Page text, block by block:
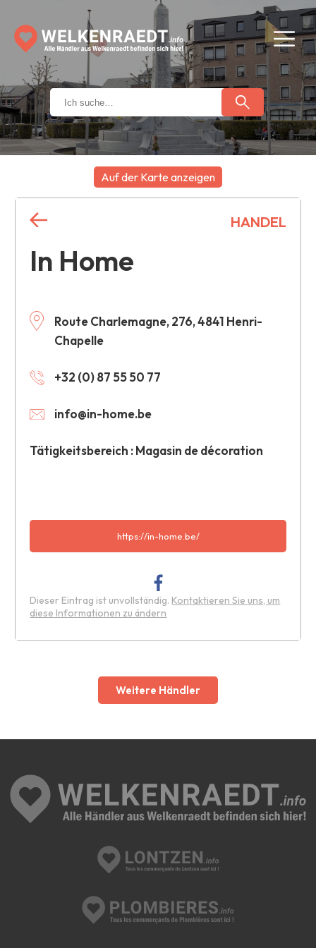
Auf der Karte anzeigen
In Home
Route Charlemagne, 276, 4841 Henri-
Chapelle
+32 (0) 87 55 50 77
info@in-home.be
Tätigkeitsbereich : Magasin de décoration
HANDEL
https://in-home.be/
Dieser Eintrag ist unvollständig. Kontaktieren Sie uns, um
diese Informationen zu ändern
+
−
Weitere Händler